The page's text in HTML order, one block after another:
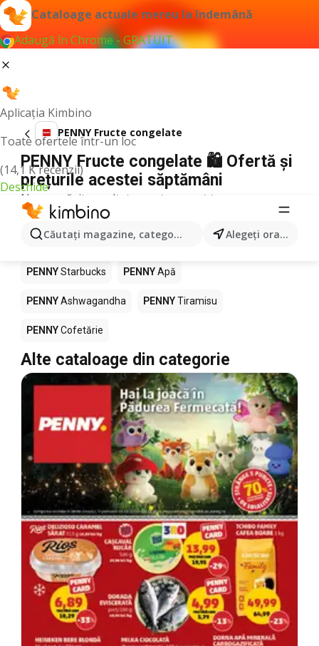
Cataloage actuale mereu la îndemână
Adaugă în Chrome - GRATUIT
Aplicația Kimbino
Toate ofertele într-un loc
(14,1 K recenzii)
Deschide
Căutaţi magazine, categorii, produse... Alegeţi oraşul
PENNY Fructe congelate
PENNY Fructe congelate 🛍️ Ofertă și
prețurile acestei săptămâni
Nu am găsit rezultate pentru acest termen.
Alte produse în magazine PENNY
PENNY Pizza PENNY Mango LEGO
PENNYStarbucks PENNYApă
PENNYAshwagandha PENNYTiramisu
PENNYCofetărie
Alte cataloage din categorie